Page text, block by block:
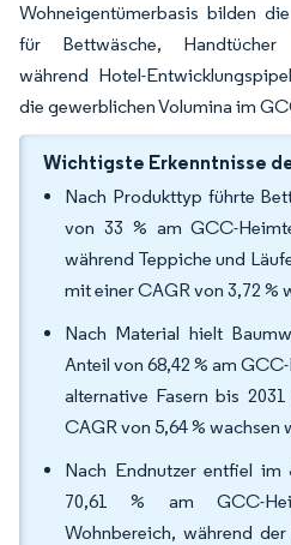
Wohneigentümerbasis bilden
für Bettwäsche, Handtücher
während Hotel-
die gewerblichen Volumina im
Wichtigste Erkenntnisse
Nach Produkttyp führte
von 33 % am GCC-
während Teppiche und
mit einer CAGR von 3,72 %
Nach Material hielt
Anteil von 68,42 % am
alternative Fasern bis
CAGR von 5,64 % wachsen
Nach Endnutzer entfiel
70,61 % am GCC-
Wohnbereich, während